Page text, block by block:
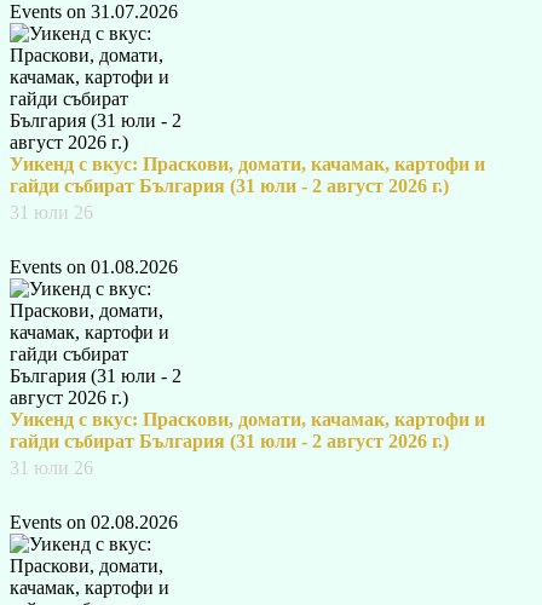
Events on 31.07.2026
Уикенд с вкус: Праскови, домати, качамак, картофи и
гайди събират България (31 юли - 2 август 2026 г.)
31 юли 26
Events on 01.08.2026
Уикенд с вкус: Праскови, домати, качамак, картофи и
гайди събират България (31 юли - 2 август 2026 г.)
31 юли 26
Events on 02.08.2026